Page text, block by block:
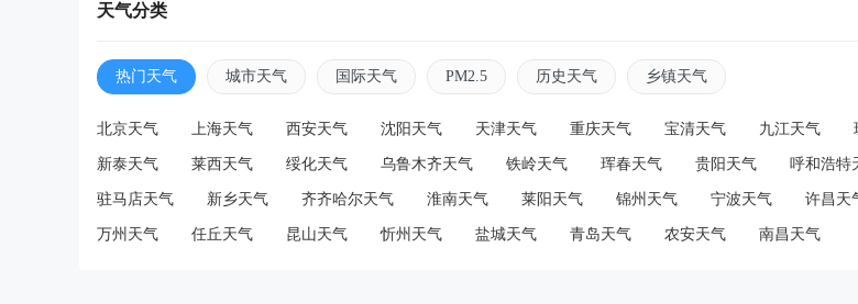
天气分类
热门天气 城市天气 国际天气 PM2.5 历史天气 乡镇天气
北京天气 上海天气 西安天气 沈阳天气 天津天气 重庆天气 宝清天气 九江天气
新泰天气 莱西天气 绥化天气 乌鲁木齐天气 铁岭天气 珲春天气 贵阳天气 呼和浩特
驻马店天气 新乡天气 齐齐哈尔天气 淮南天气 莱阳天气 锦州天气 宁波天气 许昌天
万州天气 任丘天气 昆山天气 忻州天气 盐城天气 青岛天气 农安天气 南昌天气